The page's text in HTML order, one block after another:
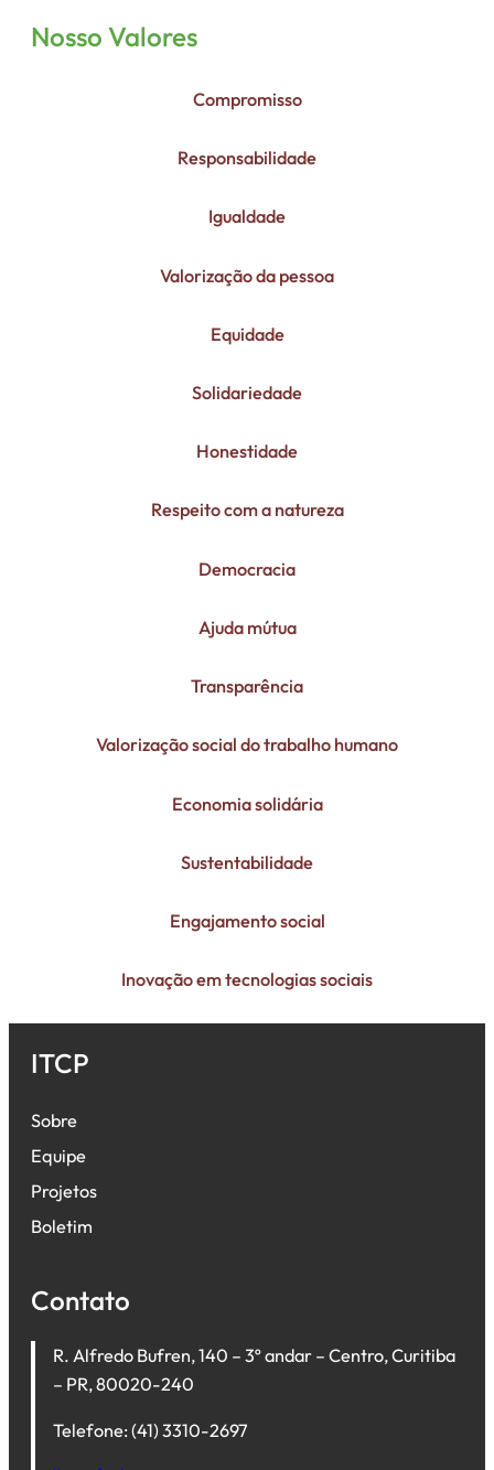
Nosso Valores
Compromisso
Responsabilidade
Igualdade
Valorização da pessoa
Equidade
Solidariedade
Honestidade
Respeito com a natureza
Democracia
Ajuda mútua
Transparência
Valorização social do trabalho humano
Economia solidária
Sustentabilidade
Engajamento social
Inovação em tecnologias sociais
ITCP
Sobre
Equipe
Projetos
Boletim
Contato
R. Alfredo Bufren, 140 – 3º andar – Centro, Curitiba
– PR, 80020-240
Telefone: (41) 3310-2697